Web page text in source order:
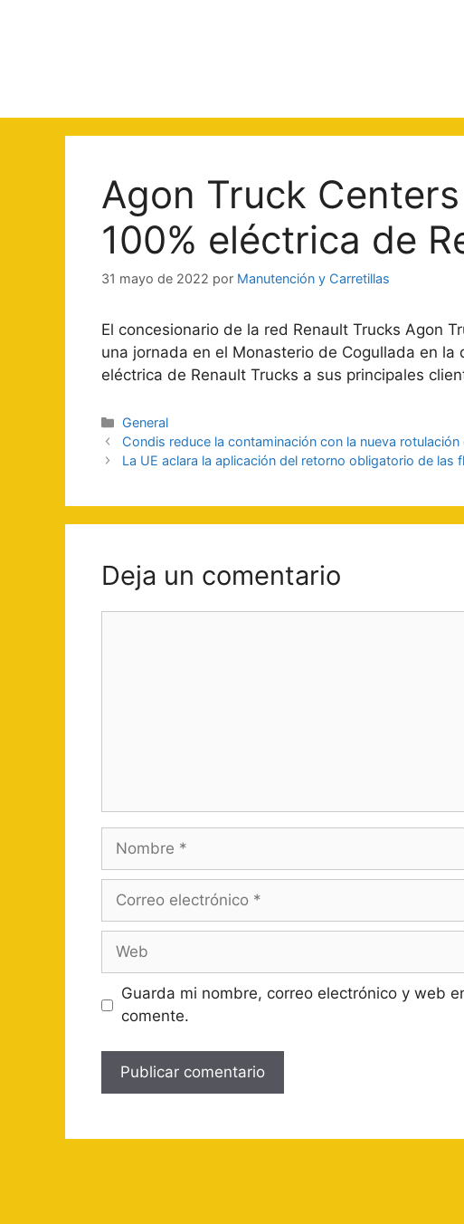
Agon Truck
100% eléctrica de
31 mayo de 2022 por Manutención y Carretillas
El concesionario de la red Renault Trucks Agon
una jornada en el Monasterio de Cogullada en la
eléctrica de Renault Trucks a sus principales
Categorías
General
Navegación
de
​Condis reduce la contaminación con la nueva
La UE aclara la aplicación del retorno obligatorio de las
Deja un comentario
Nombre
Correo
Web
Guarda mi nombre, correo electrónico y web
comente.